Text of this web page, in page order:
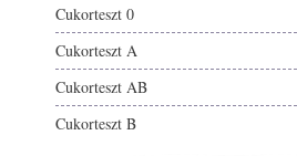
Cukorteszt 0
Cukorteszt A
Cukorteszt AB
Cukorteszt B